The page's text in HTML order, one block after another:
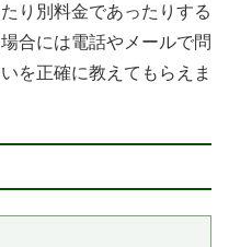
り別料金であったりする
合には電話やメールで問
を正確に教えてもらえま